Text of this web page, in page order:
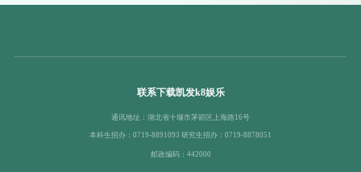
联系下载凯发k8娱乐
通讯地址：湖北省十堰市茅箭区上海路16号
本科生招办：0719-8891093 研究生招办：0719-8878051
邮政编码：442000